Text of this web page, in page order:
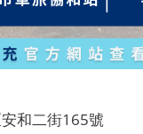
和二街165號